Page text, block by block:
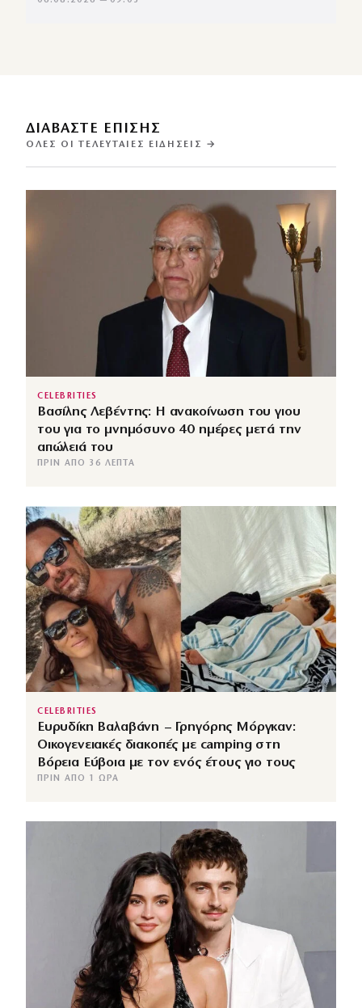
ΔΙΑΒΑΣΤΕ ΕΠΙΣΗΣ
ΌΛΕΣ ΟΙ ΤΕΛΕΥΤΑΊΕΣ ΕΙΔΉΣΕΙΣ →
CELEBRITIES
Βασίλης Λεβέντης: Η ανακοίνωση του γιου
του για το μνημόσυνο 40 ημέρες μετά την
απώλειά του
ΠΡΙΝ ΑΠΌ 36 ΛΕΠΤΆ
CELEBRITIES
Ευρυδίκη Βαλαβάνη – Γρηγόρης Μόργκαν:
Οικογενειακές διακοπές με camping στη
Βόρεια Εύβοια με τον ενός έτους γιο τους
ΠΡΙΝ ΑΠΌ 1 ΏΡΑ